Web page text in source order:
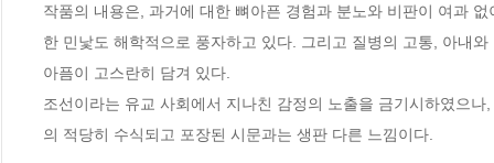
작품의 내용은, 과거에 대한 뼈아픈 경험과 분노와 비판이 여과
한 민낯도 해학적으로 풍자하고 있다. 그리고 질병의 고통, 아내
아픔이 고스란히 담겨 있다.
조선이라는 유교 사회에서 지나친 감정의 노출을 금기시하였으
의 적당히 수식되고 포장된 시문과는 생판 다른 느낌이다.